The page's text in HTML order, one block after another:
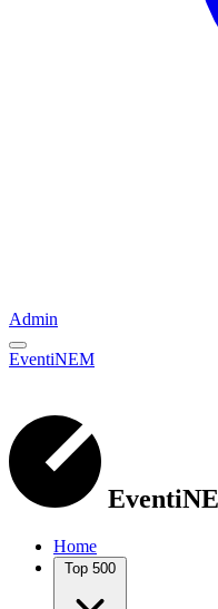
Admin
EventiNEM
Home
Top 500